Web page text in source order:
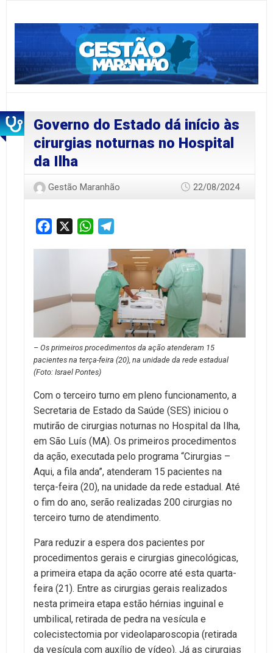
Governo do Estado dá início às
cirurgias noturnas no Hospital
da Ilha
Gestão Maranhão 22/08/2024
Facebook WhatsApp
– Os primeiros procedimentos da ação atenderam 15
pacientes na terça-feira (20), na unidade da rede estadual
(Foto: Israel Pontes)
Com o terceiro turno em pleno funcionamento, a
Secretaria de Estado da Saúde (SES) iniciou o
mutirão de cirurgias noturnas no Hospital da Ilha,
em São Luís (MA). Os primeiros procedimentos
da ação, executada pelo programa “Cirurgias –
Aqui, a fila anda”, atenderam 15 pacientes na
terça-feira (20), na unidade da rede estadual. Até
o fim do ano, serão realizadas 200 cirurgias no
terceiro turno de atendimento.
Para reduzir a espera dos pacientes por
procedimentos gerais e cirurgias ginecológicas,
a primeira etapa da ação ocorre até esta quarta-
feira (21). Entre as cirurgias gerais realizados
nesta primeira etapa estão hérnias inguinal e
umbilical, retirada de pedra na vesícula e
colecistectomia por videolaparoscopia (retirada
da vesícula com auxílio de vídeo). Já as cirurgias